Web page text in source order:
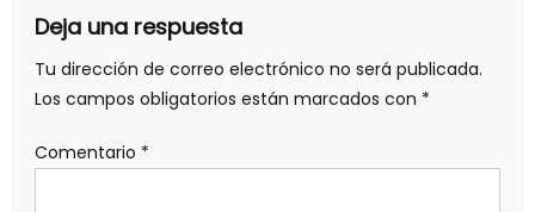
Deja una respuesta
Tu dirección de correo electrónico no será publicada.
Los campos obligatorios están marcados con *
Comentario *